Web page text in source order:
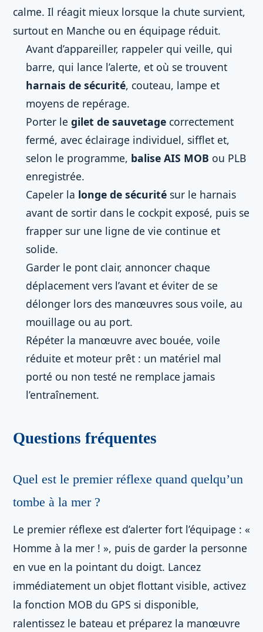
calme. Il réagit mieux lorsque la chute survient,
surtout en Manche ou en équipage réduit.
Avant d’appareiller, rappeler qui veille, qui
barre, qui lance l’alerte, et où se trouvent
harnais de sécurité, couteau, lampe et
moyens de repérage.
Porter le gilet de sauvetage correctement
fermé, avec éclairage individuel, sifflet et,
selon le programme, balise AIS MOB ou PLB
enregistrée.
Capeler la longe de sécurité sur le harnais
avant de sortir dans le cockpit exposé, puis se
frapper sur une ligne de vie continue et
solide.
Garder le pont clair, annoncer chaque
déplacement vers l’avant et éviter de se
délonger lors des manœuvres sous voile, au
mouillage ou au port.
Répéter la manœuvre avec bouée, voile
réduite et moteur prêt : un matériel mal
porté ou non testé ne remplace jamais
l’entraînement.
Questions fréquentes
Quel est le premier réflexe quand quelqu’un
tombe à la mer ?
Le premier réflexe est d’alerter fort l’équipage : «
Homme à la mer ! », puis de garder la personne
en vue en la pointant du doigt. Lancez
immédiatement un objet flottant visible, activez
la fonction MOB du GPS si disponible,
ralentissez le bateau et préparez la manœuvre